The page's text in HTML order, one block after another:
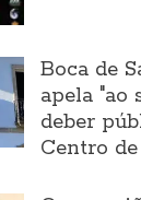
Boca de
apela "ao
deber
Centro